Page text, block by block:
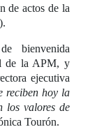
de actos de la
bienvenida
de la APM, y
ejecutiva
reciben hoy la
los valores de
Tourón.